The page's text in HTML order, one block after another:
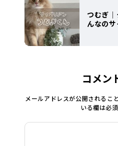
つむぎ
んなの
コメン
メールアドレスが公開されるこ
いる欄は必